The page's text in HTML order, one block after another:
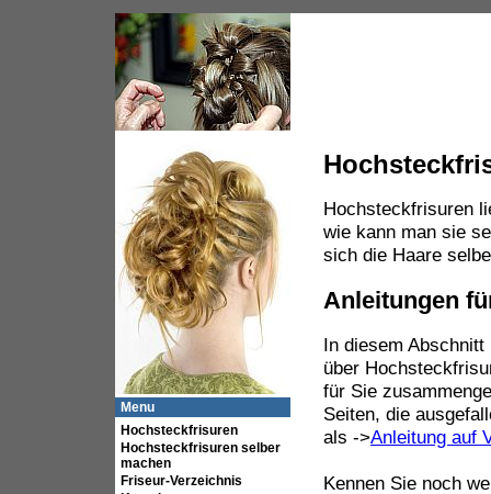
Hochsteckfrisuren
wie kann man sie
sich die Haare
Anleitungen
In diesem
über
für Sie
Seiten, die
als ->Anleitung auf
Kennen Sie noch
Menu
Hochsteckfrisuren
Hochsteckfrisuren selber
machen
Friseur-Verzeichnis